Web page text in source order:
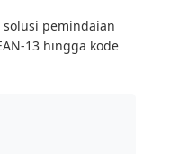
pemindaian
13 hingga kode